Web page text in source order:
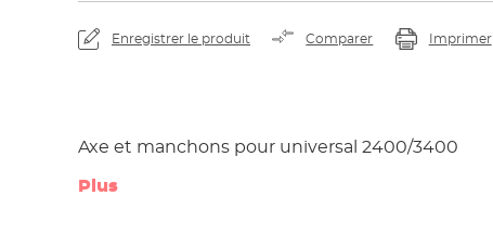
Enregistrer le produit Comparer Imprimer
Axe et manchons pour universal 2400/3400
Plus